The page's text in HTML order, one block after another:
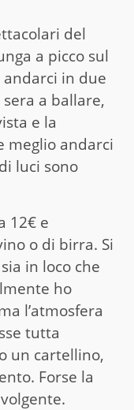
del
a picco sul
andarci in due
a ballare,
e la
meglio andarci
luci sono
12€ e
o di birra. Si
in loco che
ho
l’atmosfera
tutta
un cartellino,
Forse la